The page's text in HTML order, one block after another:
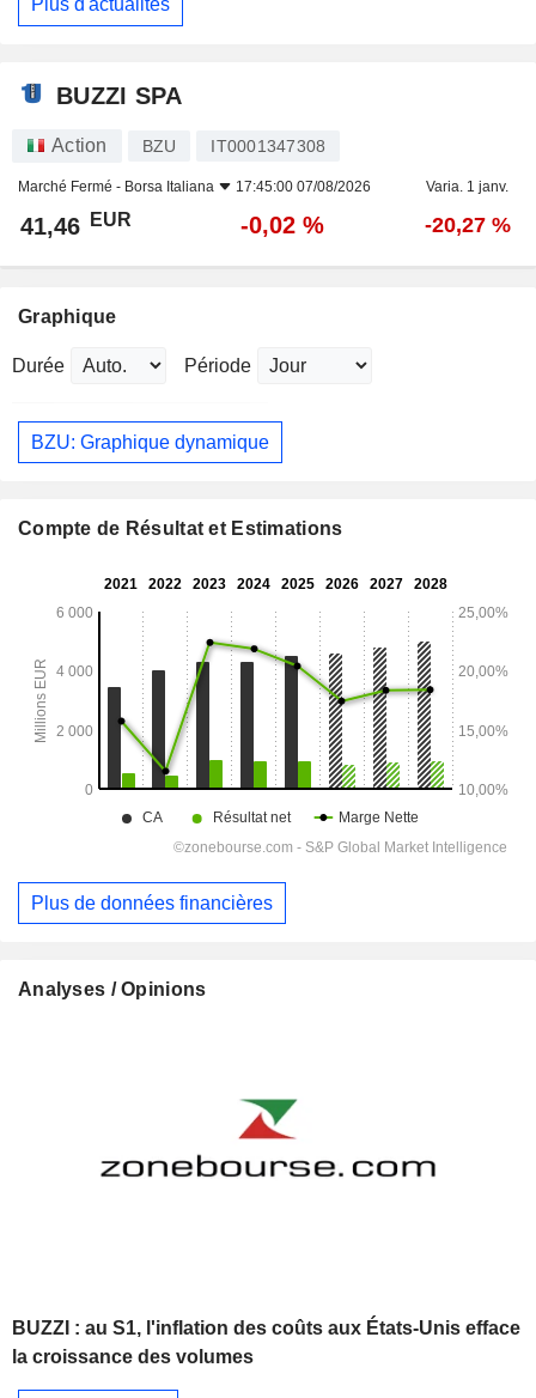
Plus d'actualités
BUZZI SPA
Action BZU IT0001347308
Marché Fermé - Borsa Italiana 17:45:00 07/08/2026 Varia. 1 janv.
41,46 EUR -0,02 % -20,27 %
Graphique
Durée Période
BZU: Graphique dynamique
Compte de Résultat et Estimations
Plus de données financières
Analyses / Opinions
BUZZI : au S1, l'inflation des coûts aux États-Unis efface
la croissance des volumes